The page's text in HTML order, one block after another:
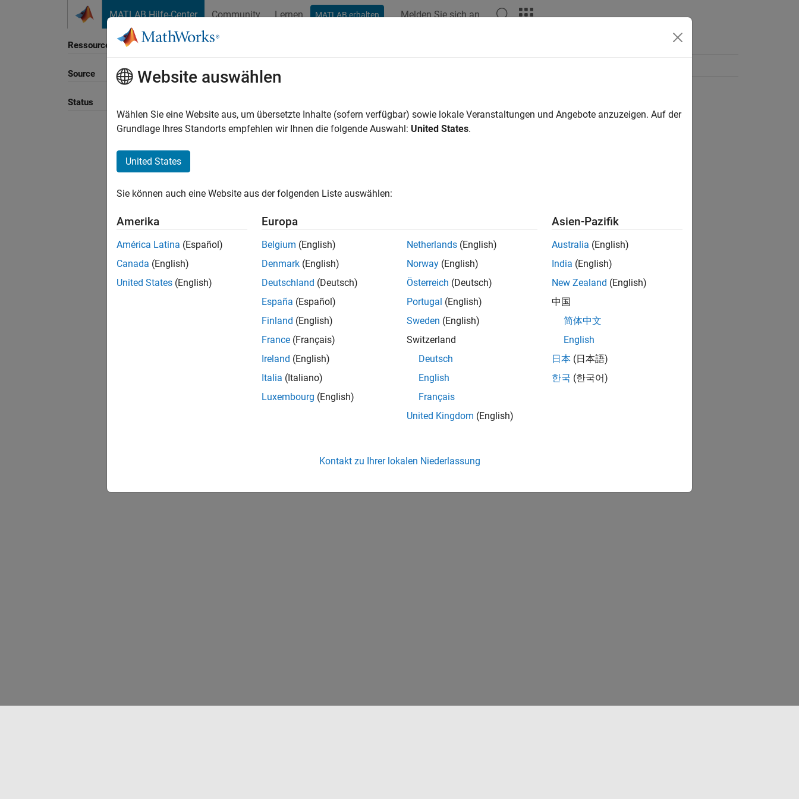
MATLAB Hilfe-Center Community Lernen MATLAB erhalten Melden Sie sich an
Ressource
Source
Status
Website auswählen
Wählen Sie eine Website aus, um übersetzte Inhalte (sofern verfügbar) sowie lokale Veranstaltungen und Angebote anzuzeigen. Auf der
Grundlage Ihres Standorts empfehlen wir Ihnen die folgende Auswahl: United States.
United States
Sie können auch eine Website aus der folgenden Liste auswählen:
Amerika
América Latina (Español)
Canada (English)
United States (English)
Europa
Belgium (English)
Denmark (English)
Deutschland (Deutsch)
España (Español)
Finland (English)
France (Français)
Ireland (English)
Italia (Italiano)
Luxembourg (English)
Netherlands (English)
Norway (English)
Österreich (Deutsch)
Portugal (English)
Sweden (English)
Switzerland
Deutsch
English
Français
United Kingdom (English)
Asien-Pazifik
Australia (English)
India (English)
New Zealand (English)
中国
简体中文
English
日本 (日本語)
한국 (한국어)
Kontakt zu Ihrer lokalen Niederlassung